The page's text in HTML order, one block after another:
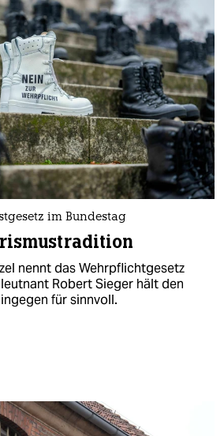
im Bundestag
nennt das Wehrpflichtgesetz
Robert Sieger hält den
für sinnvoll.